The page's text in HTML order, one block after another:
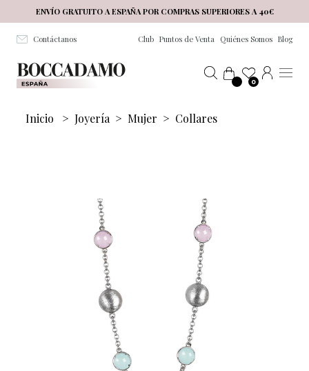
Salta al contenuto principale
ENVÍO GRATUITO A ESPAÑA POR COMPRAS SUPERIORES A 40€
Contáctanos Club Puntos de Venta Quiénes Somos Blog
0
Inicio > Joyería > Mujer > Collares